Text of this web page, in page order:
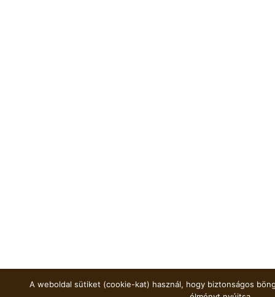
A weboldal sütiket (cookie-kat) használ, hogy biztonságos